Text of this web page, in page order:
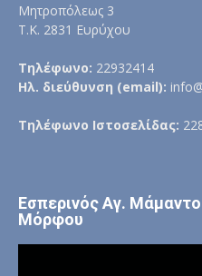
Μητροπόλεως 3
Τ.Κ. 2831 Ευρύχου
Τηλέφωνο: 22932414
Ηλ. διεύθυνση (email):
Τηλέφωνο Ιστοσελίδας:
Εσπερινός Αγ.
Μόρφου